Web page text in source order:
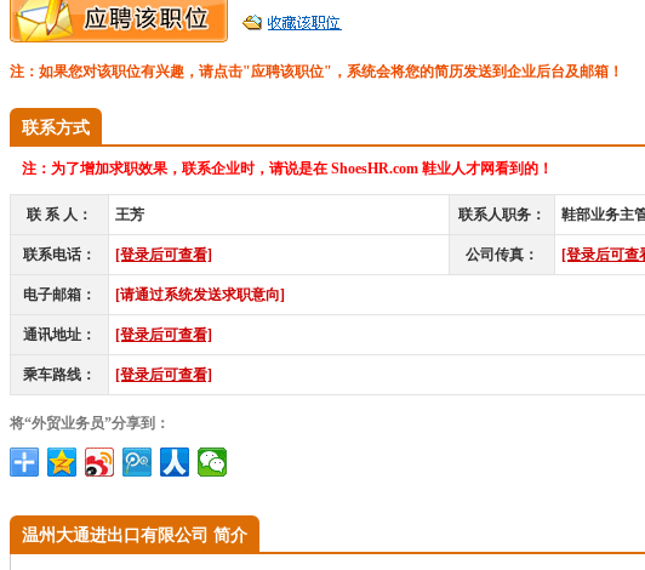
注：如果您对该职位有兴趣，请点击"应聘该职位"，系统会将您的简历发送到企业后台及邮箱！
联系方式
注： 为了增加求职效果，联系企业时，请说是在 ShoesHR.com 鞋业人才网看到的！
联 系 人： 王芳 联系人职务： 鞋部业务主
联系电话： [登录后可查看] 公司传真： [登录后可查
电子邮箱： [请通过系统发送求职意向]
通讯地址： [登录后可查看]
乘车路线： [登录后可查看]
将“外贸业务员”分享到：
温州大通进出口有限公司 简介